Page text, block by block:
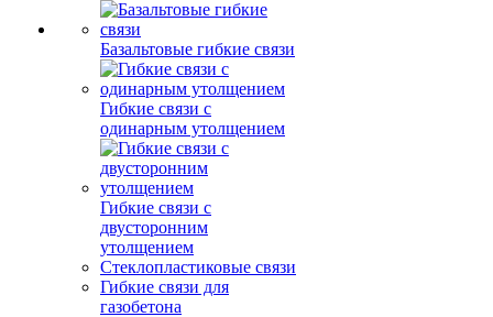
Базальтовые гибкие связи
Гибкие связи с
одинарным утолщением
Гибкие связи с
двусторонним
утолщением
Стеклопластиковые связи
Гибкие связи для
газобетона